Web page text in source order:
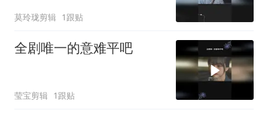
莫玲珑剪辑 1跟贴
全剧唯一的意难平吧
莹宝剪辑 1跟贴